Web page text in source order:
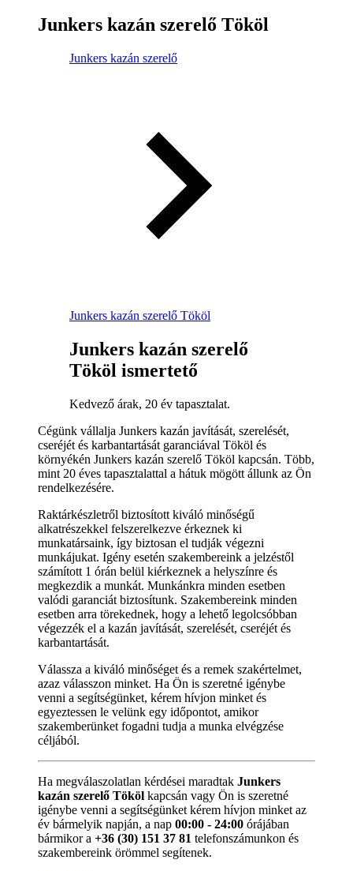
Junkers kazán szerelő Tököl
Junkers kazán szerelő
Junkers kazán szerelő Tököl
Junkers kazán szerelő
Tököl ismertető
Kedvező árak, 20 év tapasztalat.
Cégünk vállalja Junkers kazán javítását, szerelését,
cseréjét és karbantartását garanciával Tököl és
környékén Junkers kazán szerelő Tököl kapcsán. Több,
mint 20 éves tapasztalattal a hátuk mögött állunk az Ön
rendelkezésére.
Raktárkészletről biztosított kiváló minőségű
alkatrészekkel felszerelkezve érkeznek ki
munkatársaink, így biztosan el tudják végezni
munkájukat. Igény esetén szakembereink a jelzéstől
számított 1 órán belül kiérkeznek a helyszínre és
megkezdik a munkát. Munkánkra minden esetben
valódi garanciát biztosítunk. Szakembereink minden
esetben arra törekednek, hogy a lehető legolcsóbban
végezzék el a kazán javítását, szerelését, cseréjét és
karbantartását.
Válassza a kiváló minőséget és a remek szakértelmet,
azaz válasszon minket. Ha Ön is szeretné igénybe
venni a segítségünket, kérem hívjon minket és
egyeztessen le velünk egy időpontot, amikor
szakemberünket fogadni tudja a munka elvégzése
céljából.
Ha megválaszolatlan kérdései maradtak Junkers
kazán szerelő Tököl kapcsán vagy Ön is szeretné
igénybe venni a segítségünket kérem hívjon minket az
év bármelyik napján, a nap 00:00 - 24:00 órájában
bármikor a +36 (30) 151 37 81 telefonszámunkon és
szakembereink örömmel segítenek.